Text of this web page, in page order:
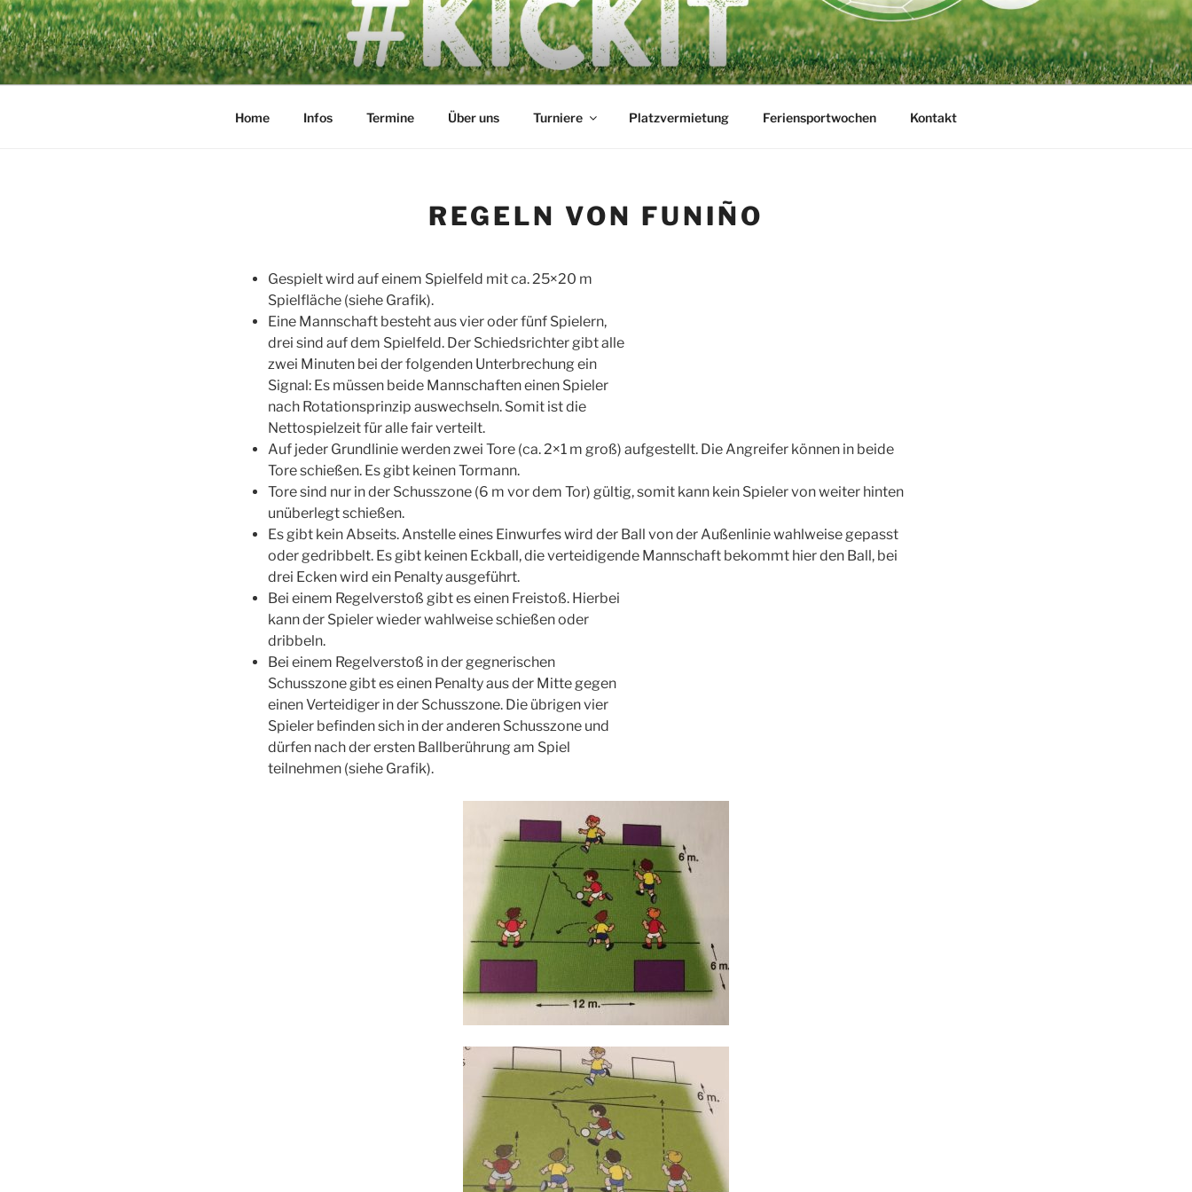
Zum
Inhalt
springen
#KICKIT – AUGUSTINUM
Home Infos Termine Über uns Turniere Platzvermietung Feriensportwochen Kontakt
REGELN VON FUNIÑO
Gespielt wird auf einem Spielfeld mit ca. 25×20 m
Spielfläche (siehe Grafik).
Eine Mannschaft besteht aus vier oder fünf Spielern,
drei sind auf dem Spielfeld. Der Schiedsrichter gibt alle
zwei Minuten bei der folgenden Unterbrechung ein
Signal: Es müssen beide Mannschaften einen Spieler
nach Rotationsprinzip auswechseln. Somit ist die
Nettospielzeit für alle fair verteilt.
Auf jeder Grundlinie werden zwei Tore (ca. 2×1 m groß) aufgestellt. Die Angreifer können in beide
Tore schießen. Es gibt keinen Tormann.
Tore sind nur in der Schusszone (6 m vor dem Tor) gültig, somit kann kein Spieler von weiter hinten
unüberlegt schießen.
Es gibt kein Abseits. Anstelle eines Einwurfes wird der Ball von der Außenlinie wahlweise gepasst
oder gedribbelt. Es gibt keinen Eckball, die verteidigende Mannschaft bekommt hier den Ball, bei
drei Ecken wird ein Penalty ausgeführt.
Bei einem Regelverstoß gibt es einen Freistoß. Hierbei
kann der Spieler wieder wahlweise schießen oder
dribbeln.
Bei einem Regelverstoß in der gegnerischen
Schusszone gibt es einen Penalty aus der Mitte gegen
einen Verteidiger in der Schusszone. Die übrigen vier
Spieler befinden sich in der anderen Schusszone und
dürfen nach der ersten Ballberührung am Spiel
teilnehmen (siehe Grafik).